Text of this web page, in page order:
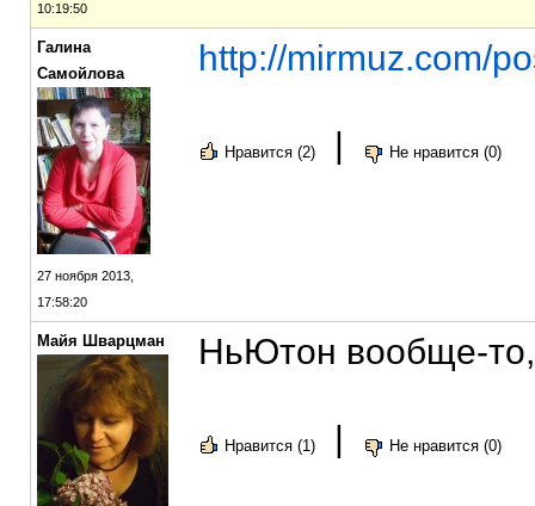
10:19:50
Галина
Самойлова
27 ноября 2013,
17:58:20
http://mirmuz.com/
Нравится (2) | Не нравится (0)
Майя Шварцман НьЮтон вообще-то,
Нравится (1) | Не нравится (0)